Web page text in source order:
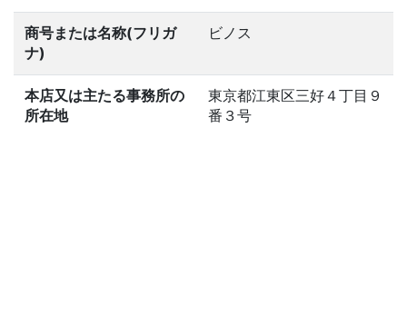
商号または名称(フリガ
ナ)
ビノス
本店又は主たる事務所の
所在地
東京都江東区三好４丁目９
番３号